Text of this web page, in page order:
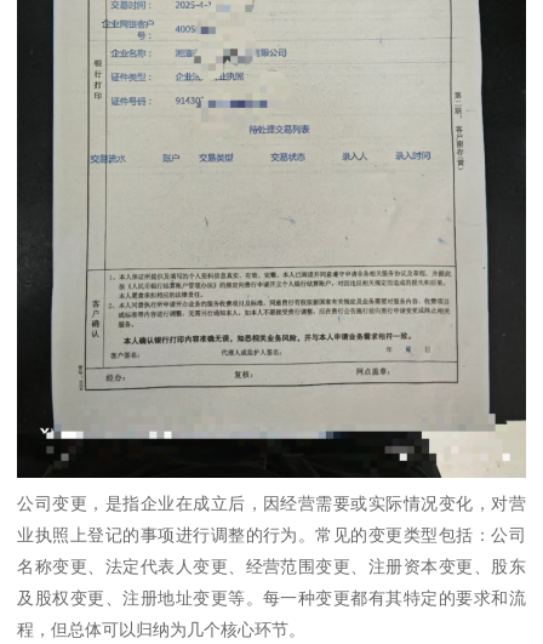
公司变更，是指企业在成立后，因经营需要或实际情况变化，对营
业执照上登记的事项进行调整的行为。常见的变更类型包括：公司
名称变更、法定代表人变更、经营范围变更、注册资本变更、股东
及股权变更、注册地址变更等。每一种变更都有其特定的要求和流
程，但总体可以归纳为几个核心环节。